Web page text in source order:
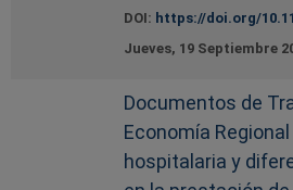
DOI: https://doi.org/
Jueves, 19 Septiembre
Documentos de
Economía
hospitalaria y